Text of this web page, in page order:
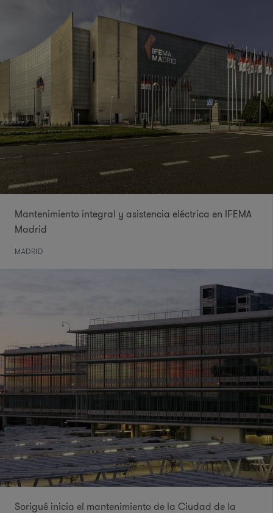
Mantenimiento integral y asistencia eléctrica en IFEMA
Madrid
MADRID
Sorigué inicia el mantenimiento de la Ciudad de la